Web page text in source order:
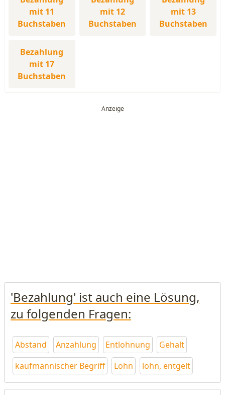
mit 11
Buchstaben
mit 12
Buchstaben
mit 13
Buchstaben
Bezahlung
mit 17
Buchstaben
'Bezahlung' ist auch eine Lösung,
zu folgenden Fragen:
Abstand Anzahlung Entlohnung
Gehalt
kaufmännischer Begriff
Lohn lohn, entgelt